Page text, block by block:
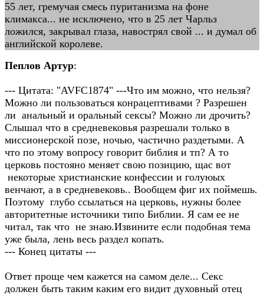
55 лет, гремучая смесь пуританизма на фоне
климакса... не исключено, что в 25 лет Чарльз
ложился, закрывал глаза, навострял свой ... и думал об
английской королеве.
Пеплов Артур:
--- Цитата: "AVFC1874" ---Что им можно, что нельзя?
Можно ли пользоваться конрацептивами ? Разрешен
ли анальный и оральный сексы? Можно ли дрочить?
Слышал что в средневековья разрешали только в
миссионерской позе, ночью, частично раздетыми. А
что по этому вопросу говорит библия и тп? А то
церковь постояно меняет свою позицию, щас вот
некоторые христианские конфессии и голуюых
венчают, а в средневековь.. Вообщем фиг их поймешь.
Поэтому глубо ссылаться на церковь, нужны более
авторитетные источники типо Библии. Я сам ее не
читал, так что не знаю.Извините если подобная тема
уже была, лень весь раздел копать.
--- Конец цитаты ---
Ответ проще чем кажется на самом деле... Секс
должен быть таким каким его видит духовный отец